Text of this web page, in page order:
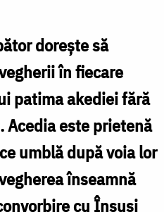
dorește să
în fiecare
patima akediei fără
este prietenă
umblă după voia lor
înseamnă
cu Însuși